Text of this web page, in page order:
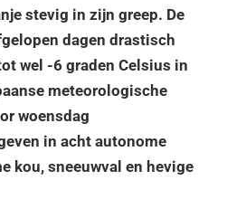
stevig in zijn greep. De
dagen drastisch
wel -6 graden Celsius in
meteorologische
woensdag
in acht autonome
kou, sneeuwval en hevige